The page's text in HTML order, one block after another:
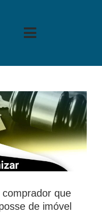
Toggle
que
de imóvel